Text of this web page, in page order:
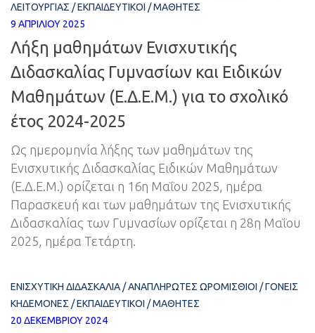
ΛΕΙΤΟΥΡΓΊΑΣ /ΕΚΠΑΙΔΕΥΤΙΚΟΊ /ΜΑΘΗΤΈΣ
9 ΑΠΡΙΛΊΟΥ 2025
Λήξη μαθημάτων Ενισχυτικής
Διδασκαλίας Γυμνασίων και Ειδικών
Μαθημάτων (Ε.Δ.Ε.Μ.) για το σχολικό
έτος 2024-2025
Ως ημερομηνία λήξης των μαθημάτων της
Ενισχυτικής Διδασκαλίας Ειδικών Μαθημάτων
(Ε.Δ.Ε.Μ.) ορίζεται η 16η Μαΐου 2025, ημέρα
Παρασκευή και των μαθημάτων της Ενισχυτικής
Διδασκαλίας των Γυμνασίων ορίζεται η 28η Μαΐου
2025, ημέρα Τετάρτη.
ΕΝΙΣΧΥΤΙΚΉ ΔΙΔΑΣΚΑΛΊΑ /ΑΝΑΠΛΗΡΩΤΈΣ ΩΡΟΜΊΣΘΙΟΙ /ΓΟΝΕΊΣ
ΚΗΔΕΜΌΝΕΣ /ΕΚΠΑΙΔΕΥΤΙΚΟΊ /ΜΑΘΗΤΈΣ
20 ΔΕΚΕΜΒΡΊΟΥ 2024